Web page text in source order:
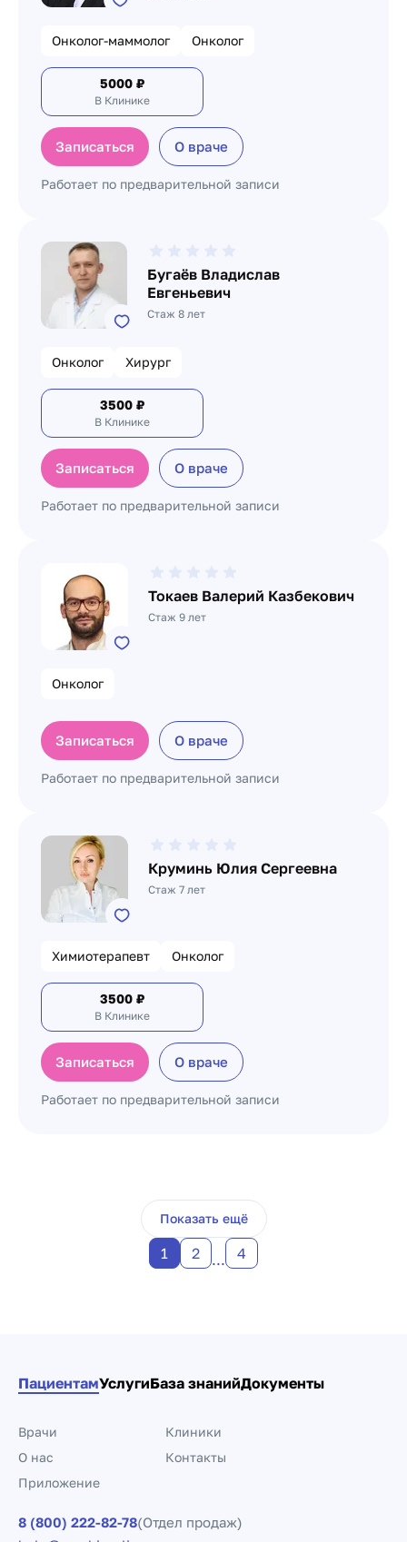
Онколог-маммолог Онколог
5000 ₽
В Клинике
Записаться О враче
Работает по предварительной записи
Бугаёв Владислав
Евгеньевич
Стаж 8 лет
Онколог Хирург
3500 ₽
В Клинике
Записаться О враче
Работает по предварительной записи
Токаев Валерий Казбекович
Стаж 9 лет
Онколог
Записаться О враче
Работает по предварительной записи
Круминь Юлия Сергеевна
Стаж 7 лет
Химиотерапевт Онколог
3500 ₽
В Клинике
Записаться О враче
Работает по предварительной записи
Пагинация по
Показать ещё
1 2 ... 4
ПациентамУслугиБаза знанийДокументы
Врачи
Клиники
О нас
Контакты
Приложение
8 (800) 222-82-78(Отдел продаж)